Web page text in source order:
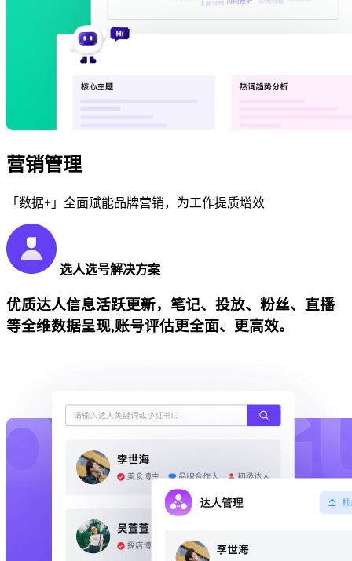
营销管理
「数据+」全面赋能品牌营销，为工作提质增效
选人选号解决方案
优质达人信息活跃更新，笔记、投放、粉丝、直播
等全维数据呈现,账号评估更全面、更高效。